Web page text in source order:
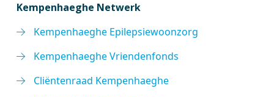
Kempenhaeghe Netwerk
Kempenhaeghe Epilepsiewoonzorg
Kempenhaeghe Vriendenfonds
Cliëntenraad Kempenhaeghe